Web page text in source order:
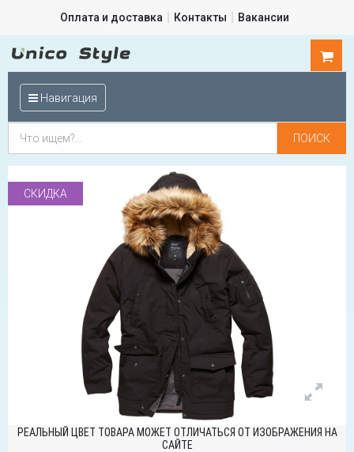
Оплата и доставка Контакты Вакансии
Навигация
СКИДКА
РЕАЛЬНЫЙ ЦВЕТ ТОВАРА МОЖЕТ ОТЛИЧАТЬСЯ ОТ ИЗОБРАЖЕНИЯ НА
САЙТЕ